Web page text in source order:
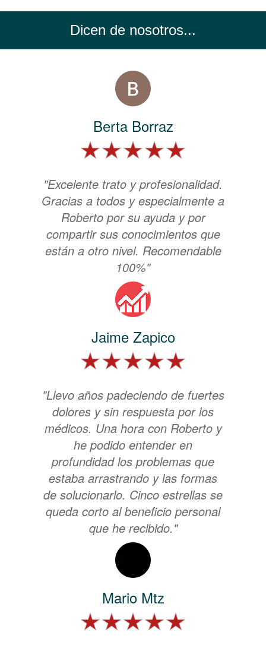
Dicen de nosotros...
Berta Borraz
"Excelente trato y profesionalidad.
Gracias a todos y especialmente a
Roberto por su ayuda y por
compartir sus conocimientos que
están a otro nivel. Recomendable
100%"
Jaime Zapico
"Llevo años padeciendo de fuertes
dolores y sin respuesta por los
médicos. Una hora con Roberto y
he podido entender en
profundidad los problemas que
estaba arrastrando y las formas
de solucionarlo. Cinco estrellas se
queda corto al beneficio personal
que he recibido."
Mario Mtz